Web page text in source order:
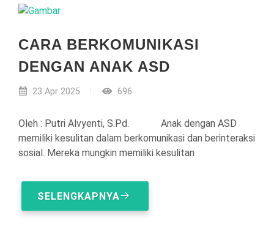
CARA BERKOMUNIKASI
DENGAN ANAK ASD
23 Apr 2025 696
Oleh : Putri Alvyenti, S.Pd. Anak dengan ASD
memiliki kesulitan dalam berkomunikasi dan berinteraksi
sosial. Mereka mungkin memiliki kesulitan
SELENGKAPNYA